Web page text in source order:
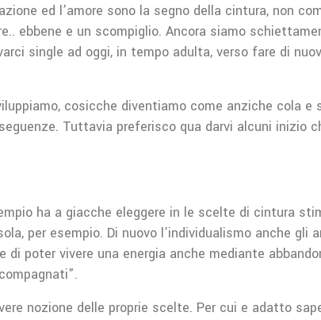
ed l’amore sono la segno della cintura, non
ebbene e un scompiglio. Ancora siamo
single ad oggi, in tempo adulta, verso fare di
cosicche diventiamo come anziche cola e
Tuttavia preferisco qua darvi alcuni inizio
ha a giacche eleggere in le scelte di cintura
per esempio. Di nuovo l’individualismo anche gli
poter vivere una energia anche mediante
nozione delle proprie scelte. Per cui e adatto